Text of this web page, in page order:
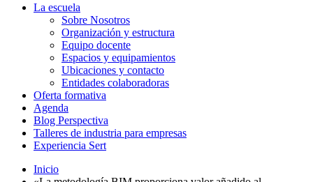
La escuela
Sobre Nosotros
Organización y estructura
Equipo docente
Espacios y equipamientos
Ubicaciones y contacto
Entidades colaboradoras
Oferta formativa
Agenda
Blog Perspectiva
Talleres de industria para empresas
Experiencia Sert
Inicio